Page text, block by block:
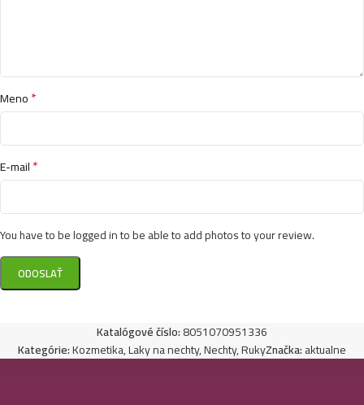
Meno*
E-mail*
You have to be logged in to be able to add photos to your review.
Katalógové číslo:8051070951336
Kategórie:Kozmetika,Laky na nechty,Nechty,RukyZnačka:aktualne